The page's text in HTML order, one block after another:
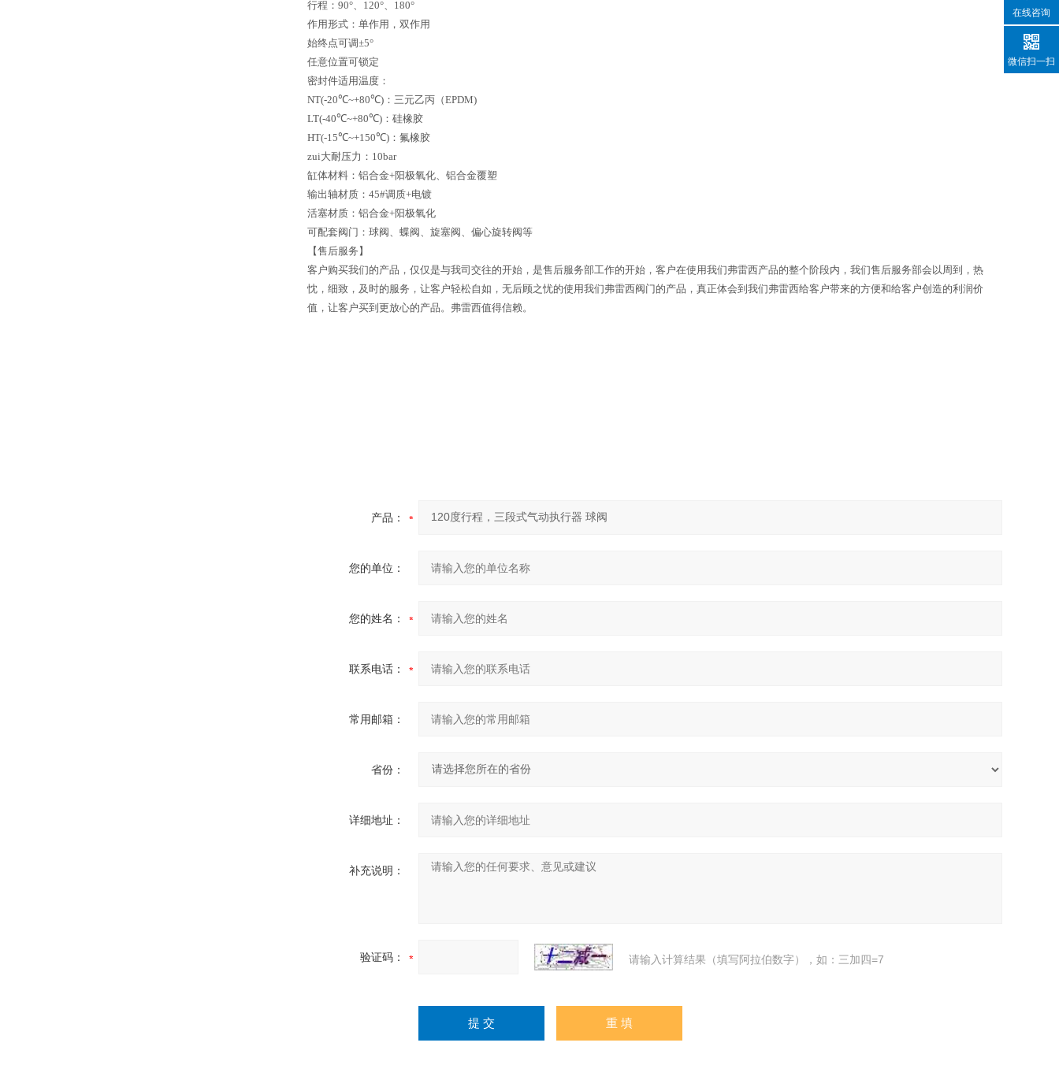
行程： 90°、 120°、 180°
作用形式：单作用，双作用
始终点可调±5°
任意位置可锁定
密封件适用温度：
NT(-20℃~+80℃) ：三元乙丙（EPDM)
LT(-40℃~+80℃) ：硅橡胶
HT(-15℃~+150℃) ：氟橡胶
zui大耐压力： 10bar
缸体材料：铝合金+阳极氧化、铝合金覆塑
输出轴材质： 45#调质+电镀
活塞材质：铝合金+阳极氧化
可配套阀门：球阀、蝶阀、旋塞阀、偏心旋转阀等
【售后服务】
客户购买我们的产品，仅仅是与我司交往的开始，是售后服务部工作的开始，客户在使用我们弗雷西产品的整个阶段内，我们售后服务部会以周到，热
忱，细致，及时的服务，让客户轻松自如，无后顾之忧的使用我们弗雷西阀门的产品，真正体会到我们弗雷西给客户带来的方便和给客户创造的利润价
值，让客户买到更放心的产品。弗雷西值得信赖。
产品：
您的单位：
您的姓名：
联系电话：
常用邮箱：
省份：
详细地址：
补充说明：
验证码： 请输入计算结果（填写阿拉伯数字），如：三加四=7
在线咨询
微信扫一扫